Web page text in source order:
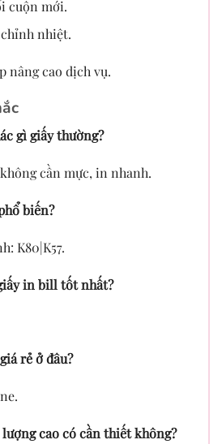
cuộn mới.
nhiệt.
nâng cao dịch vụ.
gì giấy thường?
cần mực, in nhanh.
biến?
K80|K57.
in bill tốt nhất?
rẻ ở đâu?
cao có cần thiết không?